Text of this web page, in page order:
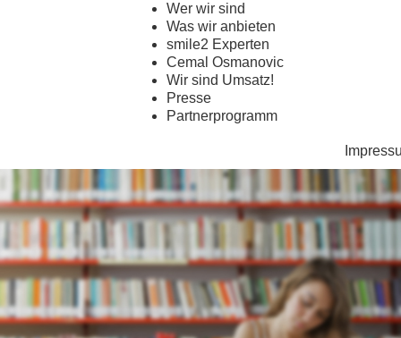
Wer wir sind
Was wir anbieten
smile2 Experten
Cemal Osmanovic
Wir sind Umsatz!
Presse
Partnerprogramm